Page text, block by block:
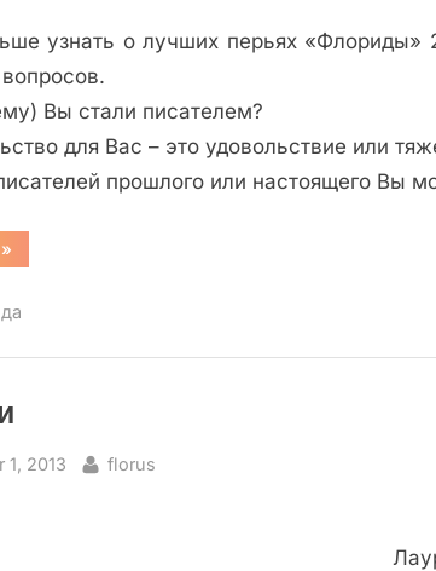
узнать о лучших перьях «Флориды»
Вы стали писателем?
для Вас – это удовольствие или
прошлого или настоящего Вы
»
1, 2013 By
florus